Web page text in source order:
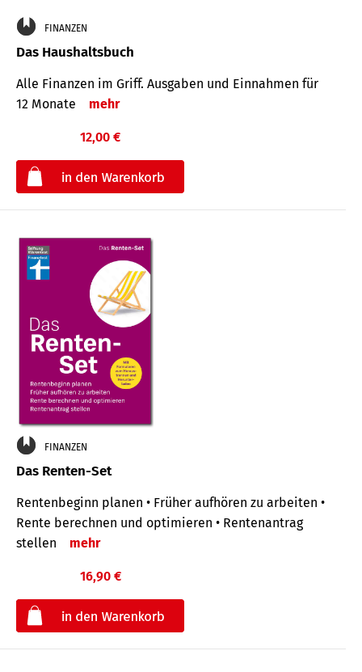
FINANZEN
Das Haushaltsbuch
Alle Finanzen im Griff. Aus­gaben und Ein­nahmen für
12 Monate
mehr
12,00 €
FINANZEN
Das Renten-Set
Rentenbeginn planen • Früher aufhören zu arbeiten •
Rente berechnen und optimieren • Rentenantrag
stellen
mehr
16,90 €